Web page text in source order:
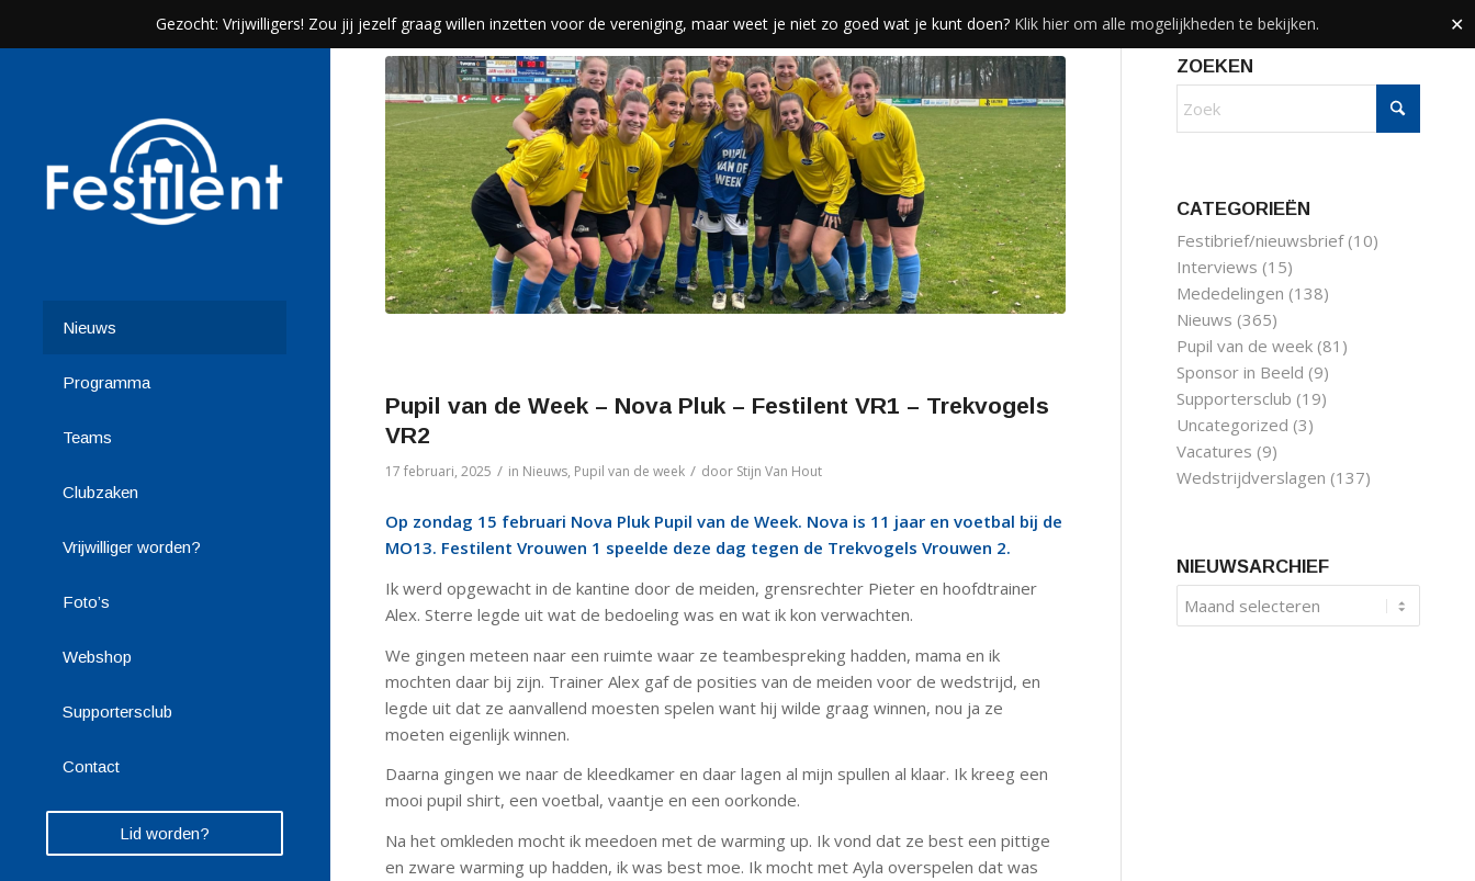
Gezocht: Vrijwilligers! Zou jij jezelf graag willen inzetten voor de vereniging, maar weet je niet zo goed wat je kunt doen? Klik hier om alle mogelijkheden te bekijken. ✕
Nieuws
Programma
Teams
Clubzaken
Vrijwilliger worden?
Foto’s
Webshop
Supportersclub
Contact
Lid worden?
Pupil van de Week – Nova Pluk – Festilent VR1 – Trekvogels
VR2
17 februari, 2025 / in Nieuws, Pupil van de week / door Stijn Van Hout
Op zondag 15 februari Nova Pluk Pupil van de Week. Nova is 11 jaar en voetbal bij de
MO13. Festilent Vrouwen 1 speelde deze dag tegen de Trekvogels Vrouwen 2.
Ik werd opgewacht in de kantine door de meiden, grensrechter Pieter en hoofdtrainer
Alex. Sterre legde uit wat de bedoeling was en wat ik kon verwachten.
We gingen meteen naar een ruimte waar ze teambespreking hadden, mama en ik
mochten daar bij zijn. Trainer Alex gaf de posities van de meiden voor de wedstrijd, en
legde uit dat ze aanvallend moesten spelen want hij wilde graag winnen, nou ja ze
moeten eigenlijk winnen.
Daarna gingen we naar de kleedkamer en daar lagen al mijn spullen al klaar. Ik kreeg een
mooi pupil shirt, een voetbal, vaantje en een oorkonde.
Na het omkleden mocht ik meedoen met de warming up. Ik vond dat ze best een pittige
en zware warming up hadden, ik was best moe. Ik mocht met Ayla overspelen dat was
ZOEKEN
CATEGORIEËN
Festibrief/nieuwsbrief(10)
Interviews (15)
Mededelingen (138)
Nieuws (365)
Pupil van de week(81)
Sponsor in Beeld (9)
Supportersclub (19)
Uncategorized (3)
Vacatures (9)
Wedstrijdverslagen (137)
NIEUWSARCHIEF